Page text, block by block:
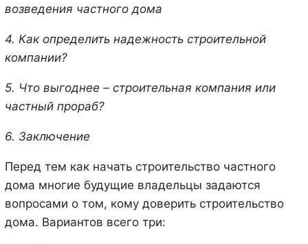
возведения частного дома
4. Как определить надежность строительной
компании?
5. Что выгоднее – строительная компания или
частный прораб?
6. Заключение
Перед тем как начать строительство частного
дома многие будущие владельцы задаются
вопросами о том, кому доверить строительство
дома. Вариантов всего три: